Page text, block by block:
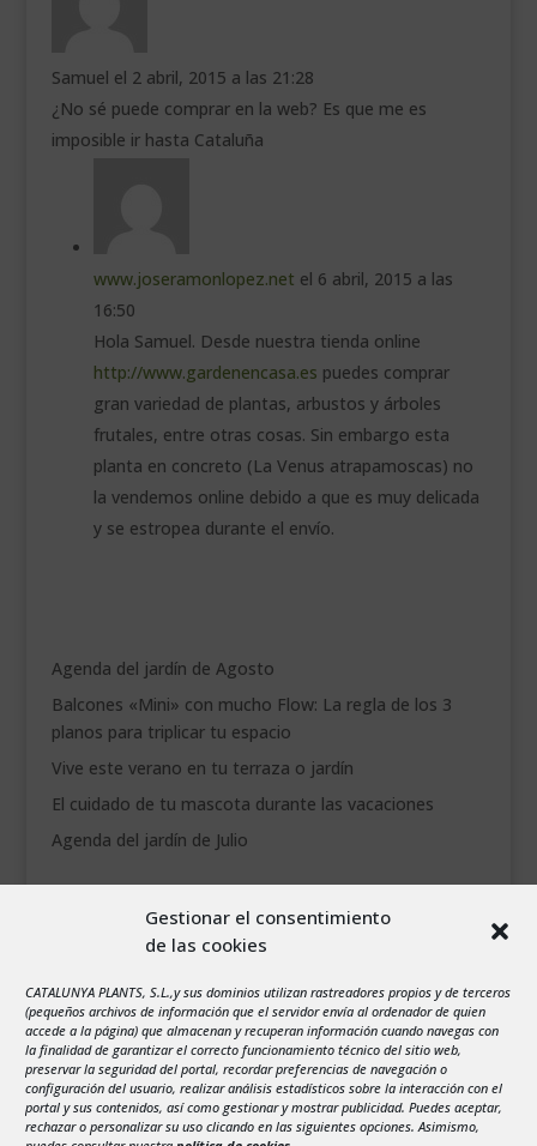
Gestionar el consentimiento
de las cookies
CATALUNYA PLANTS, S.L.,y sus dominios utilizan rastreadores propios y de terceros
(pequeños archivos de información que el servidor envía al ordenador de quien
accede a la página) que almacenan y recuperan información cuando navegas con
la finalidad de garantizar el correcto funcionamiento técnico del sitio web,
preservar la seguridad del portal, recordar preferencias de navegación o
configuración del usuario, realizar análisis estadísticos sobre la interacción con el
portal y sus contenidos, así como gestionar y mostrar publicidad. Puedes aceptar,
rechazar o personalizar su uso clicando en las siguientes opciones. Asimismo,
Samuel el 2 abril, 2015 a las 21:28
¿No sé puede comprar en la web? Es que me es
imposible ir hasta Cataluña
www.joseramonlopez.net el 6 abril, 2015 a las
16:50
Hola Samuel. Desde nuestra tienda online
http://www.gardenencasa.es puedes comprar
gran variedad de plantas, arbustos y árboles
frutales, entre otras cosas. Sin embargo esta
planta en concreto (La Venus atrapamoscas) no
la vendemos online debido a que es muy delicada
y se estropea durante el envío.
Agenda del jardín de Agosto
Balcones «Mini» con mucho Flow: La regla de los 3
planos para triplicar tu espacio
Vive este verano en tu terraza o jardín
El cuidado de tu mascota durante las vacaciones
Agenda del jardín de Julio
X J V S
3
4 5 6 7 8
9
10
11 12 13 14 15
16
17
18 19 20 21 22
23
24
25 26 27 28 29
30
31